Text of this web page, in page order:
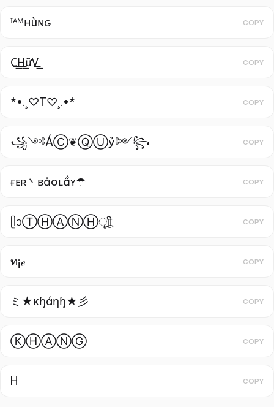
ᴵᴬᴹнùɴԍ COPY
C͟͟H͟͟ữV͟͟ COPY
*•.¸♡T♡¸.•* COPY
꧁༺ÁⒸ❦ⓆⓊỷ༻꧂ COPY
ғᴇʀ丶ʙảoʟầʏ☂ COPY
ᥫᩣⓉⒽⒶⓃⒽㅤूाीू COPY
ท¡ℯ COPY
ミ★κɧáηɧ★彡 COPY
ⓀⒽⒶⓃⒼ COPY
H COPY